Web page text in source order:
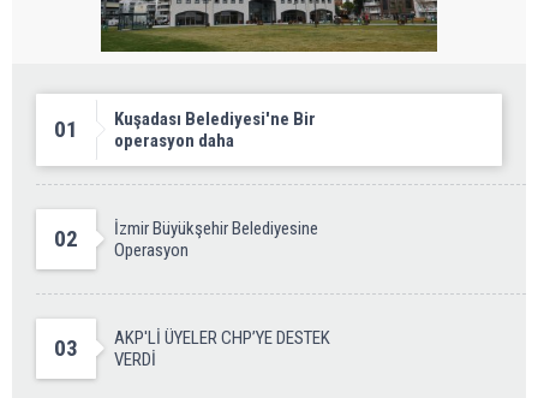
01
Kuşadası Belediyesi'ne Bir
operasyon daha
02
İzmir Büyükşehir Belediyesine
Operasyon
03
AKP'Lİ ÜYELER CHP’YE DESTEK
VERDİ